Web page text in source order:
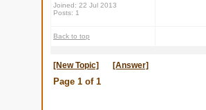
Joined: 22 Jul 2013
Posts: 1
Back to top
[New Topic] [Answer]
Page 1 of 1